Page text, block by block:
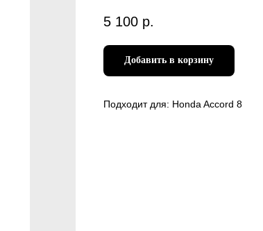
5 100 р.
Добавить в корзину
Подходит для: Honda Accord 8